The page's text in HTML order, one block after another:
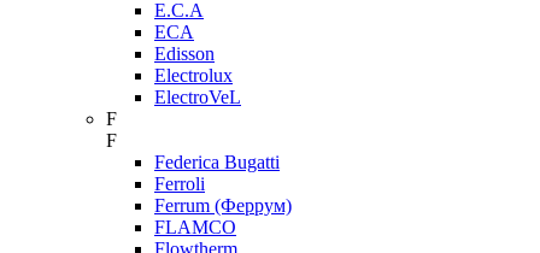
E.C.A
ECA
Edisson
Electrolux
ElectroVeL
F
F
Federica Bugatti
Ferroli
Ferrum (Феррум)
FLAMCO
Flowtherm